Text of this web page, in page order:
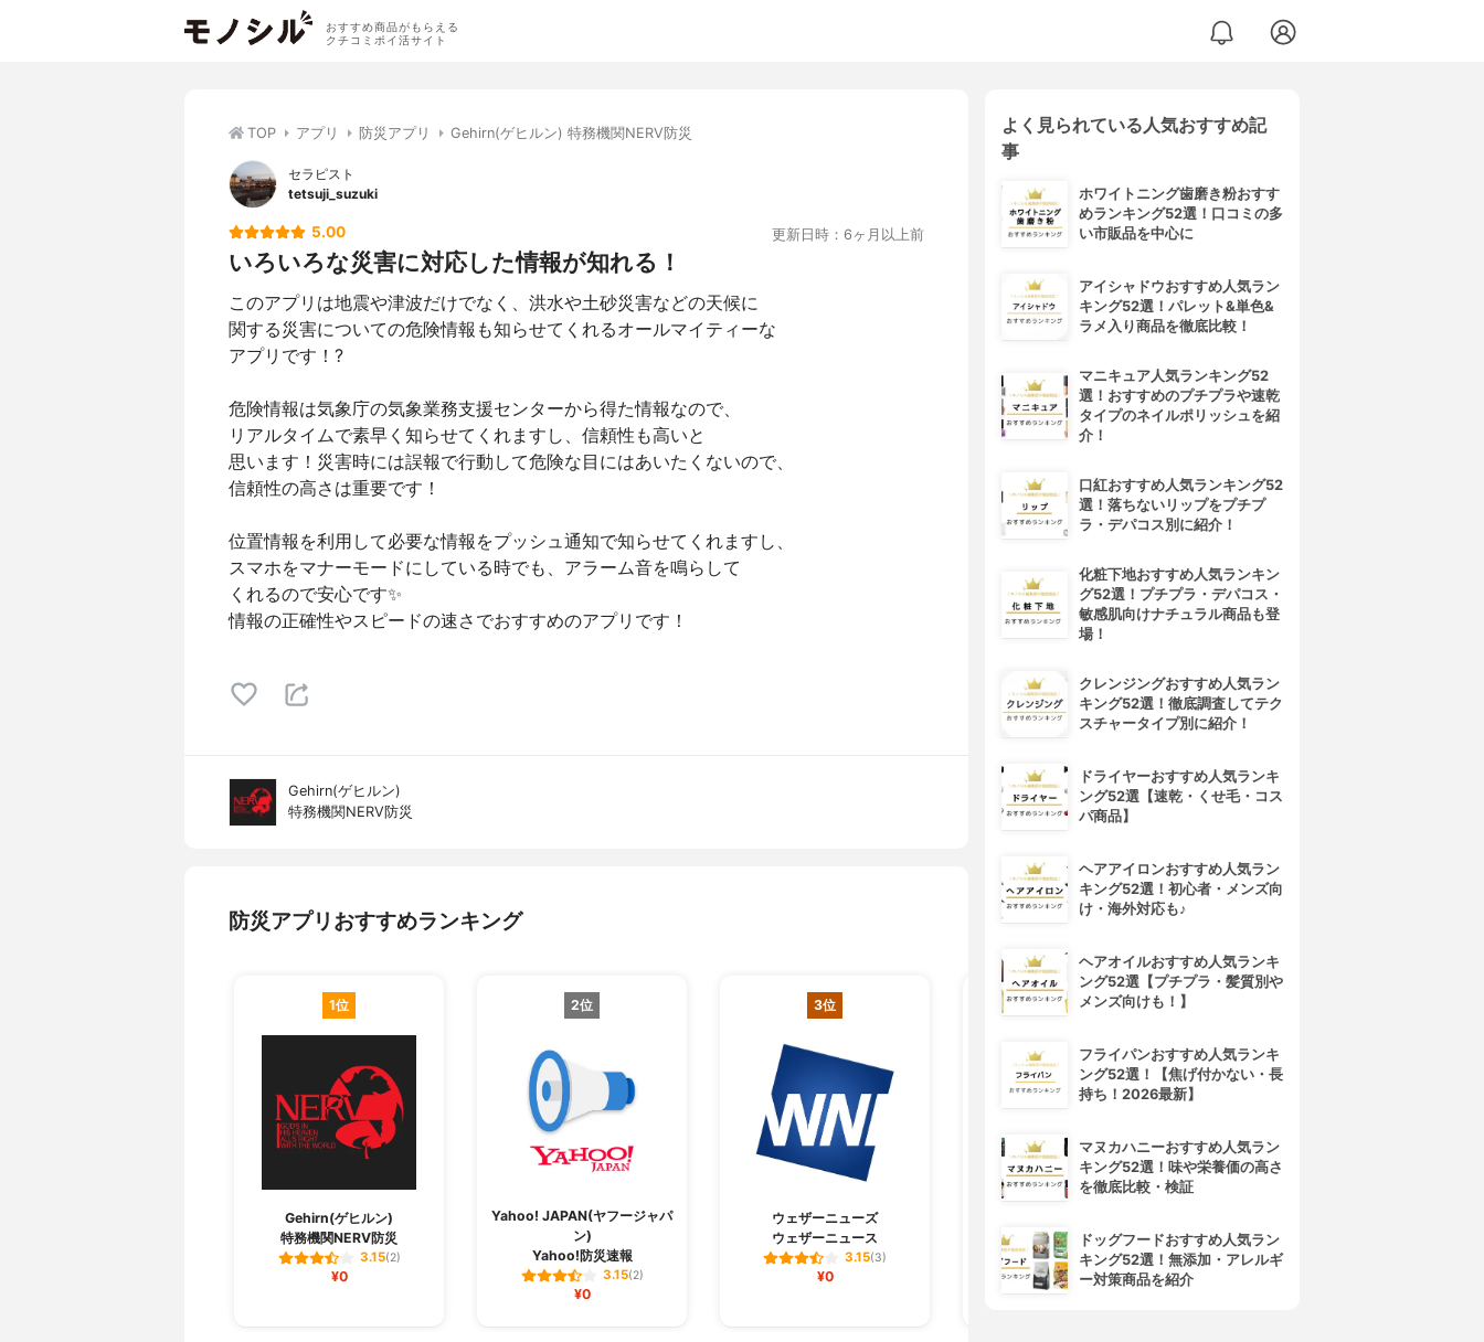
おすすめ商品がもらえる
クチコミポイ活サイト
TOP アプリ 防災アプリ Gehirn(ゲヒルン) 特務機関NERV防災
セラピスト
tetsuji_suzuki
5.00 更新日時：6ヶ月以上前
いろいろな災害に対応した情報が知れる！
このアプリは地震や津波だけでなく、洪水や土砂災害などの天候に
関する災害についての危険情報も知らせてくれるオールマイティーな
アプリです！?
危険情報は気象庁の気象業務支援センターから得た情報なので、
リアルタイムで素早く知らせてくれますし、信頼性も高いと
思います！災害時には誤報で行動して危険な目にはあいたくないので、
信頼性の高さは重要です！
位置情報を利用して必要な情報をプッシュ通知で知らせてくれますし、
スマホをマナーモードにしている時でも、アラーム音を鳴らして
くれるので安心です✨
情報の正確性やスピードの速さでおすすめのアプリです！
Gehirn(ゲヒルン)
特務機関NERV防災
防災アプリおすすめランキング
1位
Gehirn(ゲヒルン)
特務機関NERV防災
3.15(2)
¥0
2位
Yahoo! JAPAN(ヤフージャパ
ン)
Yahoo!防災速報
3.15(2)
¥0
3位
ウェザーニューズ
ウェザーニュース
3.15(3)
¥0
4位
NHK ニュース・防災
3.15(2)
¥0
よく見られている人気おすすめ記
事
ホワイトニング歯磨き粉おすす
めランキング52選！口コミの多
い市販品を中心に
アイシャドウおすすめ人気ラン
キング52選！パレット&単色&
ラメ入り商品を徹底比較！
マニキュア人気ランキング52
選！おすすめのプチプラや速乾
タイプのネイルポリッシュを紹
介！
口紅おすすめ人気ランキング52
選！落ちないリップをプチプ
ラ・デパコス別に紹介！
化粧下地おすすめ人気ランキン
グ52選！プチプラ・デパコス・
敏感肌向けナチュラル商品も登
場！
クレンジングおすすめ人気ラン
キング52選！徹底調査してテク
スチャータイプ別に紹介！
ドライヤーおすすめ人気ランキ
ング52選【速乾・くせ毛・コス
パ商品】
ヘアアイロンおすすめ人気ラン
キング52選！初心者・メンズ向
け・海外対応も♪
ヘアオイルおすすめ人気ランキ
ング52選【プチプラ・髪質別や
メンズ向けも！】
フライパンおすすめ人気ランキ
ング52選！【焦げ付かない・長
持ち！2026最新】
マヌカハニーおすすめ人気ラン
キング52選！味や栄養価の高さ
を徹底比較・検証
ドッグフードおすすめ人気ラン
キング52選！無添加・アレルギ
ー対策商品を紹介